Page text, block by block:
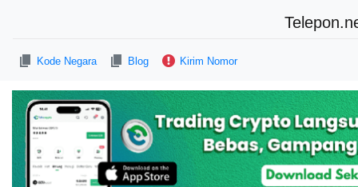
Kode Negara Blog Kirim Nomor